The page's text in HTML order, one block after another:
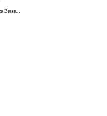
Besse...